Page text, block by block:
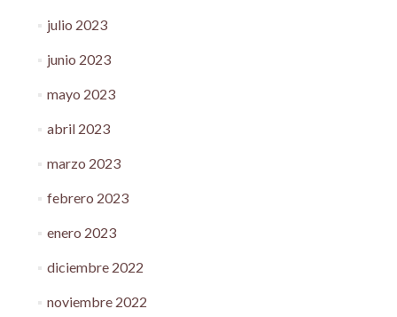
julio 2023
junio 2023
mayo 2023
abril 2023
marzo 2023
febrero 2023
enero 2023
diciembre 2022
noviembre 2022